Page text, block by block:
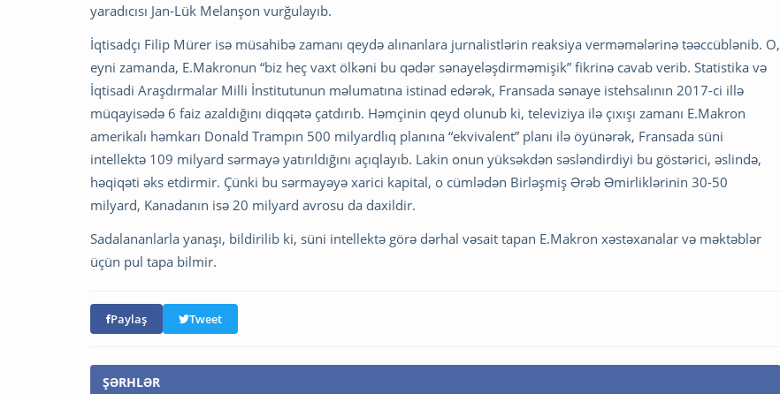
yaradıcısı Jan-Lük Melanşon vurğulayıb.
İqtisadçı Filip Mürer isə müsahibə zamanı qeydə alınanlara jurnalistlərin reaksiya verməmələrinə təəccüblənib. O,
eyni zamanda, E.Makronun “biz heç vaxt ölkəni bu qədər sənayeləşdirməmişik” fikrinə cavab verib. Statistika və
İqtisadi Araşdırmalar Milli İnstitutunun məlumatına istinad edərək, Fransada sənaye istehsalının 2017-ci illə
müqayisədə 6 faiz azaldığını diqqətə çatdırıb. Həmçinin qeyd olunub ki, televiziya ilə çıxışı zamanı E.Makron
amerikalı həmkarı Donald Trampın 500 milyardlıq planına “ekvivalent” planı ilə öyünərək, Fransada süni
intellektə 109 milyard sərmayə yatırıldığını açıqlayıb. Lakin onun yüksəkdən səsləndirdiyi bu göstərici, əslində,
həqiqəti əks etdirmir. Çünki bu sərmayəyə xarici kapital, o cümlədən Birləşmiş Ərəb Əmirliklərinin 30-50
milyard, Kanadanın isə 20 milyard avrosu da daxildir.
Sadalananlarla yanaşı, bildirilib ki, süni intellektə görə dərhal vəsait tapan E.Makron xəstəxanalar və məktəblər
üçün pul tapa bilmir.
Paylaş Tweet
ŞƏRHLƏR